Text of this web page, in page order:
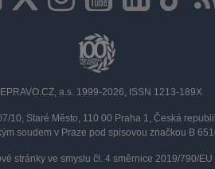
a.s. 1999-2026, ISSN 1213-189X
10, Staré Město, 110 00 Praha 1, Česká
soudem v Praze pod spisovou značkou B
stránky ve smyslu čl. 4 směrnice 2019/790/